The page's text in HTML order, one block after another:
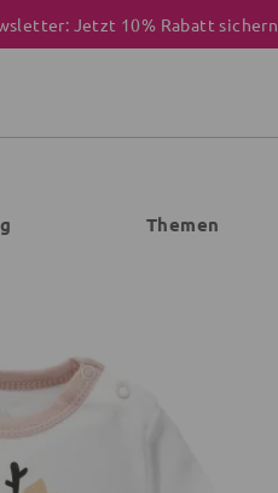
Jetzt 10% Rabatt sichern
Themen